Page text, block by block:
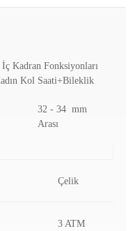
Kadran Fonksiyonları
Kol Saati+Bileklik
32 - 34 mm
Arası
Çelik
3 ATM